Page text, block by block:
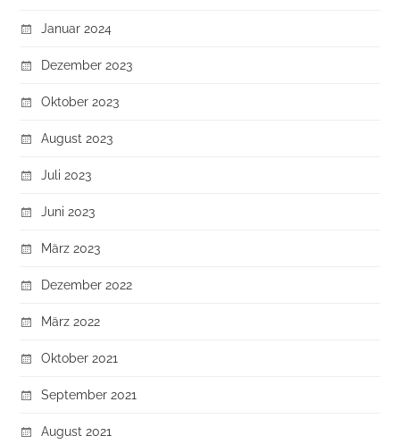
Januar 2024
Dezember 2023
Oktober 2023
August 2023
Juli 2023
Juni 2023
März 2023
Dezember 2022
März 2022
Oktober 2021
September 2021
August 2021